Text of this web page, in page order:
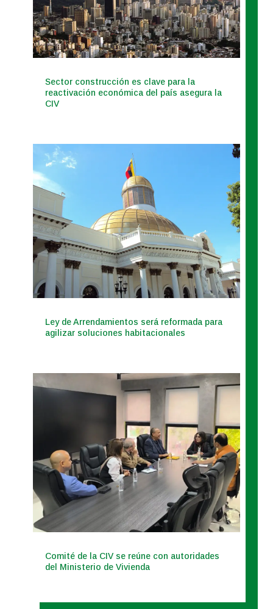
Sector construcción es clave para la
reactivación económica del país asegura la
CIV
Ley de Arrendamientos será reformada para
agilizar soluciones habitacionales
Comité de la CIV se reúne con autoridades
del Ministerio de Vivienda